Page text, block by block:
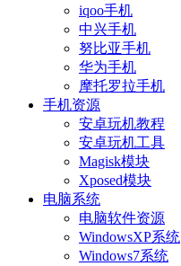
iqoo手机
中兴手机
努比亚手机
华为手机
摩托罗拉手机
手机资源
安卓玩机教程
安卓玩机工具
Magisk模块
Xposed模块
电脑系统
电脑软件资源
WindowsXP系统
Windows7系统